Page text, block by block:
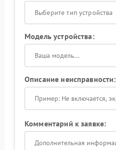
Выберите тип устройства
Модель устройства:
Описание неисправности:
Комментарий к заявке: